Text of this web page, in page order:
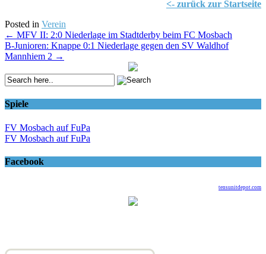
<- zurück zur Startseite
Posted in Verein
Post
navigation
← MFV II: 2:0 Niederlage im Stadtderby beim FC Mosbach
B-Junioren: Knappe 0:1 Niederlage gegen den SV Waldhof
Mannhiem 2 →
Spiele
FV Mosbach auf FuPa
FV Mosbach auf FuPa
Facebook
tensunitdepot.com